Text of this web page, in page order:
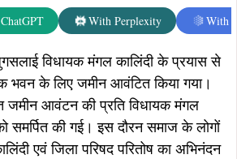
With Perplexity With
विधायक मंगल कालिंदी के प्रयास से
भवन के लिए जमीन आवंटित किया गया।
जमीन आवंटन की प्रति विधायक मंगल
समर्पित की गई। इस दौरन समाज के लोगों
एवं जिला परिषद परितोष का अभिनंदन